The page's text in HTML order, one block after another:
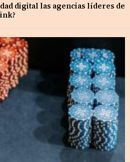
digital las agencias líderes de